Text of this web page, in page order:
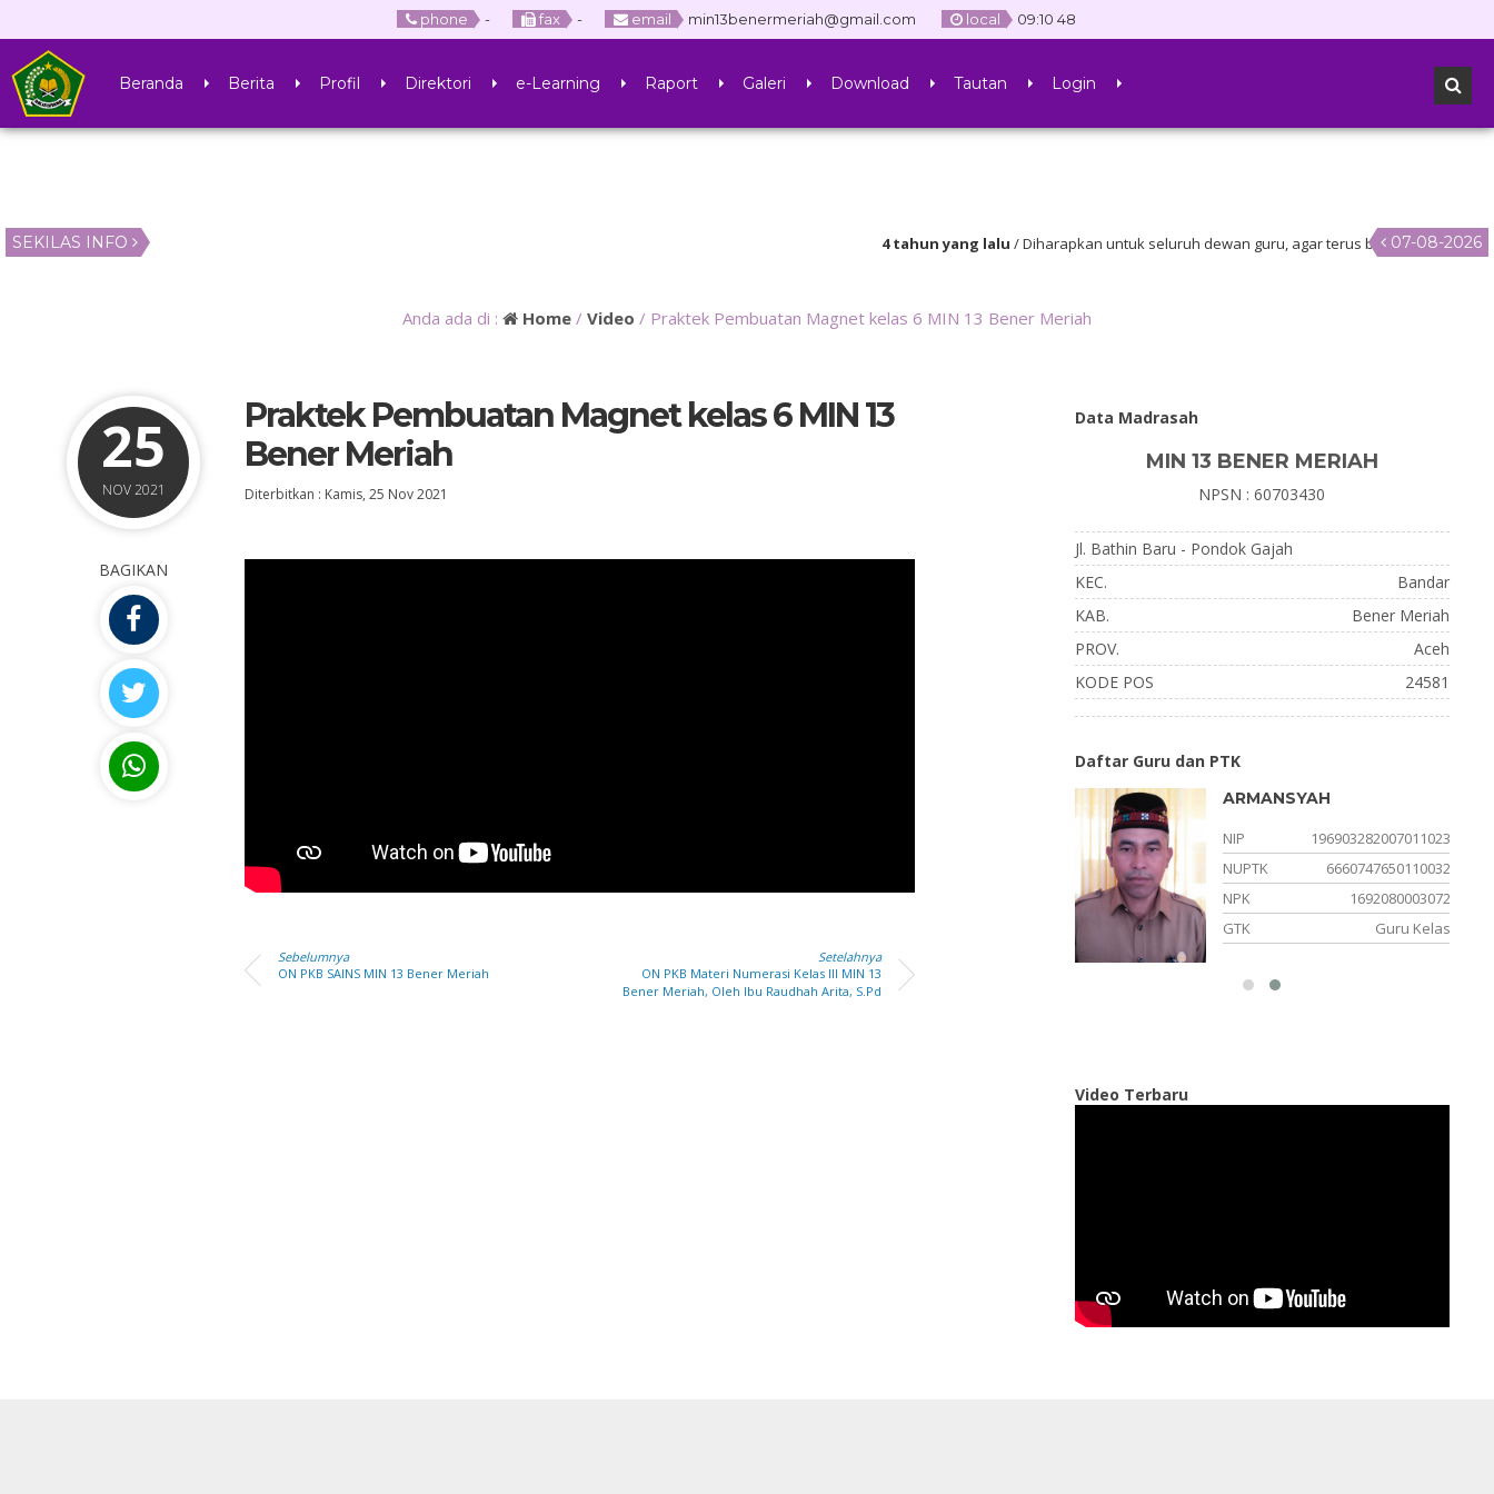
phone - fax - email min13benermeriah@gmail.com local 09:10 48
Beranda Berita Profil Direktori e-Learning Raport Galeri Download Tautan Login
SEKILAS INFO 07-08-2026
4 tahun yang lalu/ Diharapkan untuk seluruh dewan guru, agar terus belajar dan
Anda ada di : Home / Video / Praktek Pembuatan Magnet kelas 6 MIN 13 Bener Meriah
25
NOV 2021
Praktek Pembuatan Magnet kelas 6 MIN 13
Bener Meriah
Diterbitkan : Kamis, 25 Nov 2021
BAGIKAN
Sebelumnya
ON PKB SAINS MIN 13 Bener Meriah
Setelahnya
ON PKB Materi Numerasi Kelas III MIN 13
Bener Meriah, Oleh Ibu Raudhah Arita, S.Pd
Data Madrasah
MIN 13 BENER MERIAH
NPSN : 60703430
Jl. Bathin Baru - Pondok Gajah
KEC.
Bandar
KAB.
Bener Meriah
PROV.
Aceh
KODE POS
24581
Daftar Guru dan PTK
4563745648110703
9677210102007
NIP
196903282007011023
NUPTK
6660747650110032
NPK
1692080003072
NPK
ARMANSYAH
NIP
196903282007011023
NUPTK
6660747650110032
NPK
1692080003072
GTK
Guru Kelas
Video Terbaru